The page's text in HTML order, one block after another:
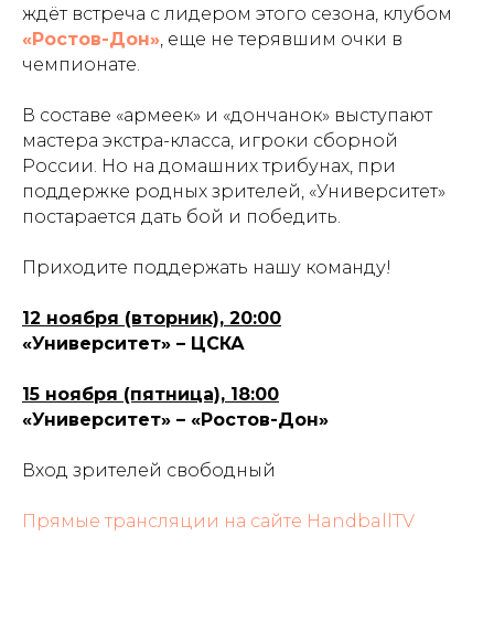
ждёт встреча с лидером этого сезона, клубом
«Ростов-Дон» , еще не терявшим очки в
чемпионате.
В составе «армеек» и «дончанок» выступают
мастера экстра-класса, игроки сборной
России. Но на домашних трибунах, при
поддержке родных зрителей, «Университет»
постарается дать бой и победить.
Приходите поддержать нашу команду!
12 ноября (вторник), 20:00
«Университет» – ЦСКА
15 ноября (пятница), 18:00
«Университет» – «Ростов-Дон»
Вход зрителей свободный
Прямые трансляции на сайте HandballTV